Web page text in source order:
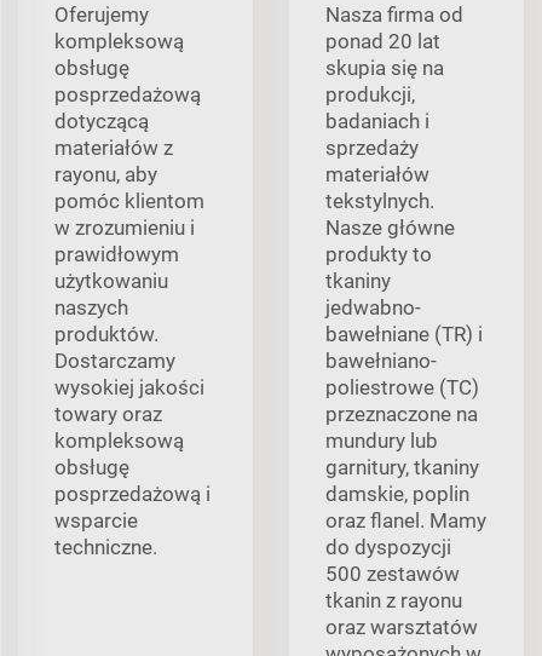
Oferujemy
kompleksową
obsługę
posprzedażową
dotyczącą
materiałów z
rayonu, aby
pomóc klientom
w zrozumieniu i
prawidłowym
użytkowaniu
naszych
produktów.
Dostarczamy
wysokiej jakości
towary oraz
kompleksową
obsługę
posprzedażową i
wsparcie
techniczne.
Nasza firma od
ponad 20 lat
skupia się na
produkcji,
badaniach i
sprzedaży
materiałów
tekstylnych.
Nasze główne
produkty to
tkaniny
jedwabno-
bawełniane (TR) i
bawełniano-
poliestrowe (TC)
przeznaczone na
mundury lub
garnitury, tkaniny
damskie, poplin
oraz flanel. Mamy
do dyspozycji
500 zestawów
tkanin z rayonu
oraz warsztatów